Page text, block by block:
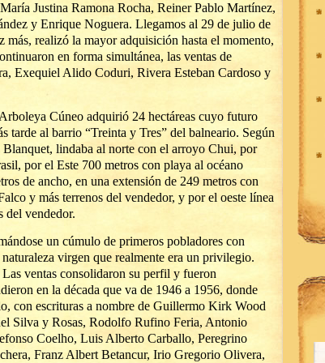
Justina Ramona Rocha, Reiner Pablo Martínez,
y Enrique Noguera. Llegamos al 29 de julio de
más, realizó la mayor adquisición hasta el momento,
en forma simultánea, las ventas de
Exequiel Alido Coduri, Rivera Esteban Cardoso y
Cúneo adquirió 24 hectáreas cuyo futuro
tarde al barrio “Treinta y Tres” del balneario. Según
lindaba al norte con el arroyo Chui, por
por el Este 700 metros con playa al océano
de ancho, en una extensión de 249 metros con
y más terrenos del vendedor, y por el oeste línea
del vendedor.
un cúmulo de primeros pobladores con
virgen que realmente era un privilegio.
ventas consolidaron su perfil y fueron
en la década que va de 1946 a 1956, donde
con escrituras a nombre de Guillermo Kirk Wood
Silva y Rosas, Rodolfo Rufino Feria, Antonio
Coelho, Luis Alberto Carballo, Peregrino
Franz Albert Betancur, Irio Gregorio Olivera,